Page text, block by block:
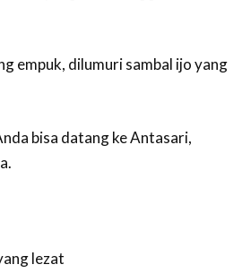
empuk, dilumuri sambal ijo yang
bisa datang ke Antasari,
lezat